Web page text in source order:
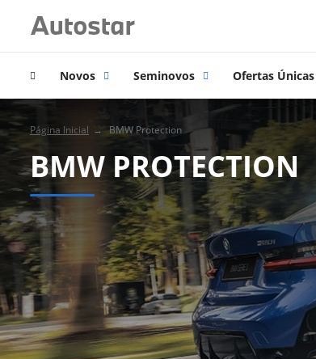
Novos Seminovos Ofertas Únicas
Página Inicial BMW Protection
BMW PROTECTION